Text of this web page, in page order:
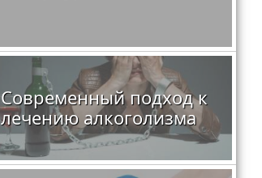
Современный подход к
лечению алкоголизма